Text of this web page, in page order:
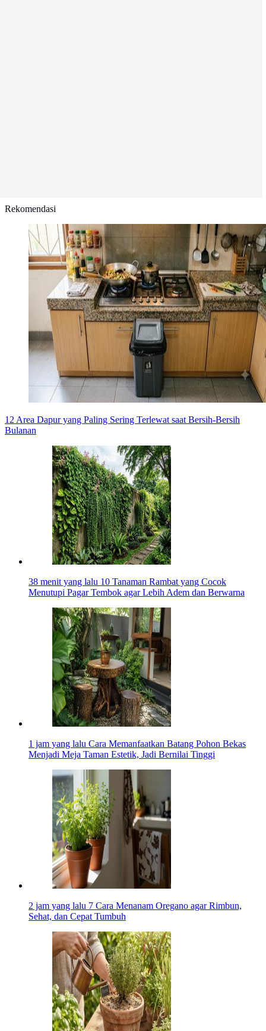
Rekomendasi
12 Area Dapur yang Paling Sering Terlewat saat Bersih-Bersih
Bulanan
38 menit yang lalu 10 Tanaman Rambat yang Cocok
Menutupi Pagar Tembok agar Lebih Adem dan Berwarna
1 jam yang lalu Cara Memanfaatkan Batang Pohon Bekas
Menjadi Meja Taman Estetik, Jadi Bernilai Tinggi
2 jam yang lalu 7 Cara Menanam Oregano agar Rimbun,
Sehat, dan Cepat Tumbuh